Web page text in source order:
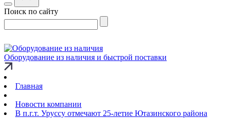
Поиск по сайту
Оборудование из наличия и быстрой поставки
Главная
Новости компании
В п.г.т. Уруссу отмечают 25-летие Ютазинского района